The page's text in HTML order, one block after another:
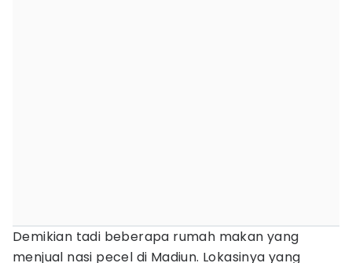
Demikian tadi beberapa rumah makan yang
menjual nasi pecel di Madiun. Lokasinya yang